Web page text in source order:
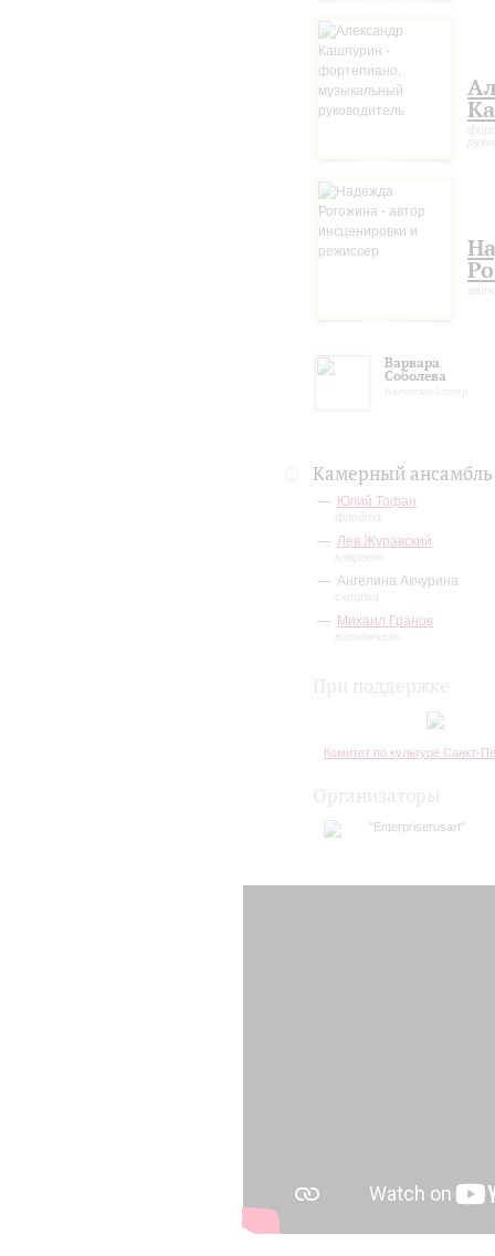
Варвара
Соболева
Камерный ансамбль
Юлий Тофан
флейта
Лев Журавский
кларнет
Ангелина Акчурина
скрипка
Михаил Гранов
виолончель
Комитет по культуре Санкт-
"Enterpriserusart"